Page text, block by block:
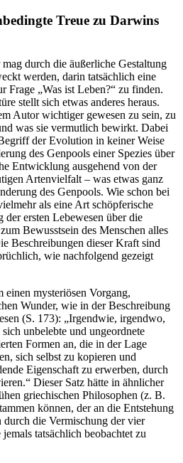
Treue zu Darwins
durch die äußerliche Gestaltung
werden, darin tatsächlich eine
Frage „Was ist Leben?“ zu finden.
stellt sich etwas anderes heraus.
Autor wichtiger gewesen zu sein, zu
was sie vermutlich bewirkt. Dabei
der Evolution in keiner Weise
des Genpools einer Spezies über
Entwicklung ausgehend von der
Artenvielfalt – was etwas ganz
des Genpools. Wie schon bei
als eine Art schöpferische
ersten Lebewesen über die
Bewusstsein des Menschen alles
Beschreibungen dieser Kraft sind
wie nachfolgend gezeigt
einen mysteriösen Vorgang,
Wunder, wie in der Beschreibung
(S. 173): „Irgendwie, irgendwo,
unbelebte und ungeordnete
Formen an, die in der Lage
sich selbst zu kopieren und
Eigenschaft zu erwerben, durch
Dieser Satz hätte in ähnlicher
griechischen Philosophen (z. B.
können, der an die Entstehung
die Vermischung der vier
tatsächlich beobachtet zu